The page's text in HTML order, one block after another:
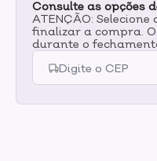
Consulte as opções
ATENÇÃO:
finalizar a compra.
durante o